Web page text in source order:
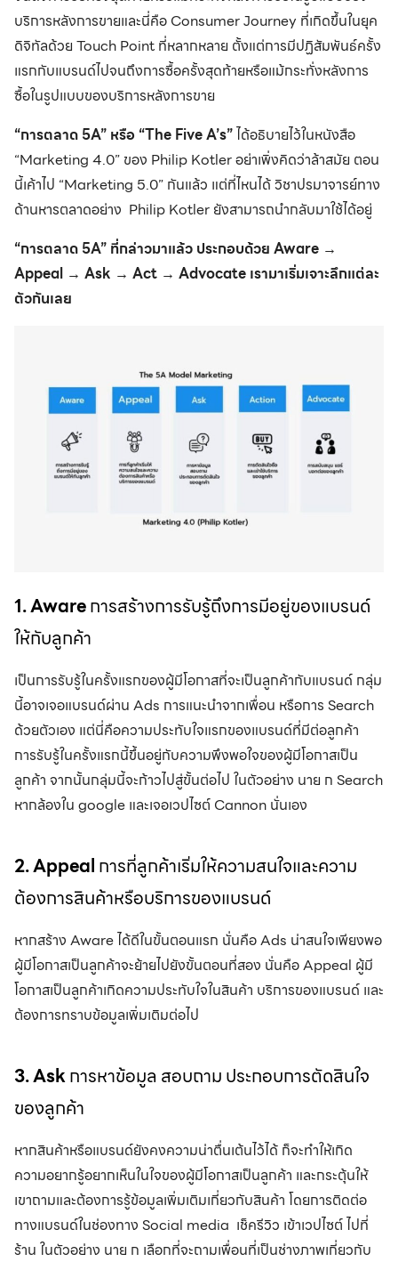
บริการหลังการขายและนี่คือ Consumer Journey ที่เกิดขึ้นในยุค
ดิจิทัลด้วย Touch Point ที่หลากหลาย ตั้งแต่การมีปฏิสัมพันธ์ครั้ง
แรกกับแบรนด์ไปจนถึงการซื้อครั้งสุดท้ายหรือแม้กระทั่งหลังการ
ซื้อในรูปแบบของบริการหลังการขาย
“การตลาด 5A” หรือ “The Five A’s”ได้อธิบายไว้ในหนังสือ
“Marketing 4.0” ของ Philip Kotler อย่าเพิ่งคิดว่าล้าสมัย ตอน
นี้เค้าไป “Marketing 5.0” กันแล้ว แต่ที่ไหนได้ วิชาปรมาจารย์ทาง
ด้านหารตลาดอย่าง Philip Kotler ยังสามารถนำกลับมาใช้ได้อยู่
“การตลาด 5A” ที่กล่าวมาแล้ว ประกอบด้วย Aware →
Appeal → Ask → Act → Advocate เรามาเริ่มเจาะลึกแต่ละ
ตัวกันเลย
1. Awareการสร้างการรับรู้ถึงการมีอยู่ของแบรนด์
ให้กับลูกค้า
เป็นการรับรู้ในครั้งแรกของผู้มีโอกาสที่จะเป็นลูกค้ากับแบรนด์ กลุ่ม
นี้อาจเจอแบรนด์ผ่าน Ads การแนะนำจากเพื่อน หรือการ Search
ด้วยตัวเอง แต่นี่คือความประทับใจแรกของแบรนด์ที่มีต่อลูกค้า
การรับรู้ในครั้งแรกนี้ขึ้นอยู่กับความพึงพอใจของผู้มีโอกาสเป็น
ลูกค้า จากนั้นกลุ่มนี้จะก้าวไปสู่ขั้นต่อไป ในตัวอย่าง นาย ก Search
หากล้องใน google และเจอเวปไซต์ Cannon นั่นเอง
2. Appealการที่ลูกค้าเริ่มให้ความสนใจและความ
ต้องการสินค้าหรือบริการของแบรนด์
หากสร้าง Aware ได้ดีในขั้นตอนแรก นั่นคือ Ads น่าสนใจเพียงพอ
ผู้มีโอกาสเป็นลูกค้าจะย้ายไปยังขั้นตอนที่สอง นั่นคือ Appeal ผู้มี
โอกาสเป็นลูกค้าเกิดความประทับใจในสินค้า บริการของแบรนด์ และ
ต้องการทราบข้อมูลเพิ่มเติมต่อไป
3. Askการหาข้อมูล สอบถาม ประกอบการตัดสินใจ
ของลูกค้า
หากสินค้าหรือแบรนด์ยังคงความน่าตื่นเต้นไว้ได้ ก็จะทำให้เกิด
ความอยากรู้อยากเห็นในใจของผู้มีโอกาสเป็นลูกค้า และกระตุ้นให้
เขาถามและต้องการรู้ข้อมูลเพิ่มเติมเกี่ยวกับสินค้า โดยการติดต่อ
ทางแบรนด์ในช่องทาง Social media เช็ครีวิว เข้าเวปไซต์ ไปที่
ร้าน ในตัวอย่าง นาย ก เลือกที่จะถามเพื่อนที่เป็นช่างภาพเกี่ยวกับ